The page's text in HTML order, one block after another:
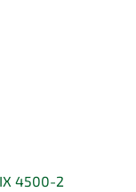
4500-2